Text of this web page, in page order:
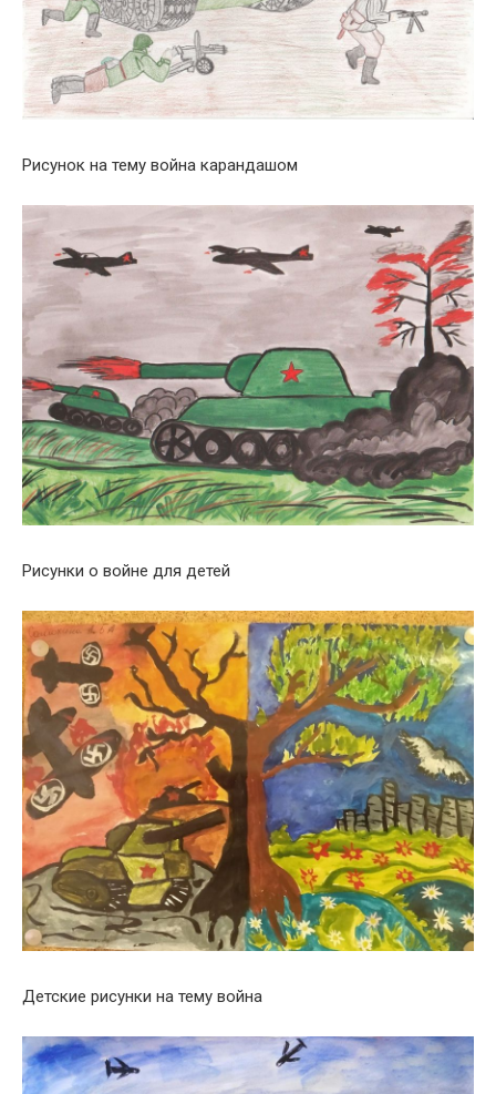
Рисунок на тему война карандашом
Рисунки о войне для детей
Детские рисунки на тему война